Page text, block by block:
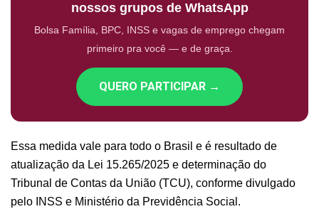
nossos grupos de WhatsApp
Bolsa Família, BPC, INSS e vagas de emprego chegam
primeiro pra você — e de graça.
QUERO PARTICIPAR →
Essa medida vale para todo o Brasil e é resultado de
atualização da Lei 15.265/2025 e determinação do
Tribunal de Contas da União (TCU), conforme divulgado
pelo INSS e Ministério da Previdência Social.